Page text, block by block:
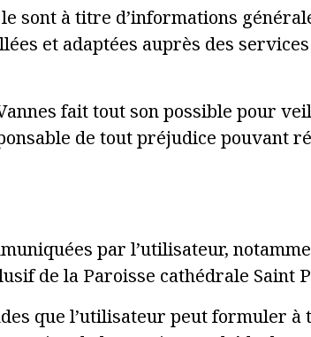
sont à titre d’informations
et adaptées auprès des
fait tout son possible pour
de tout préjudice pouvant
par l’utilisateur,
de la Paroisse cathédrale Saint
que l’utilisateur peut formuler